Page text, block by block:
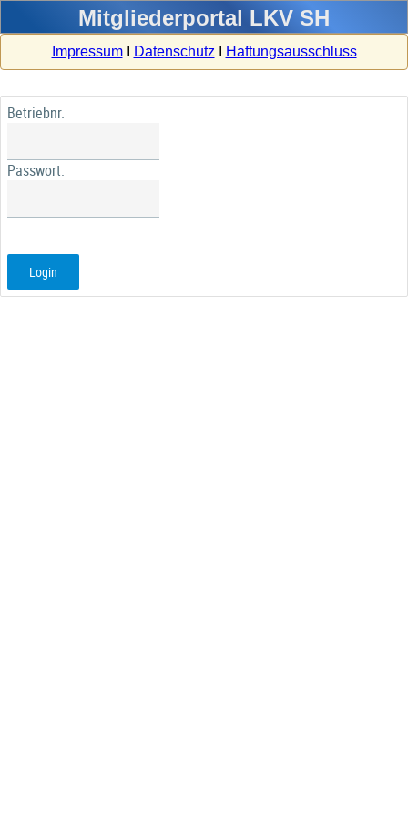
Mitgliederportal LKV SH
ImpressumI Datenschutz Haftungsausschluss
Betriebnr.
Passwort:
Login